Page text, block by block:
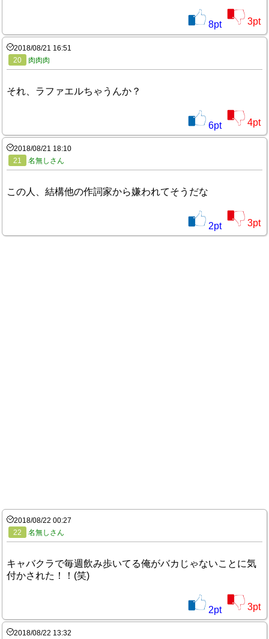
8pt 3pt
2018/08/21 16:51
20
肉肉肉
それ、ラファエルちゃうんか？
6pt 4pt
2018/08/21 18:10
21
名無しさん
この人、結構他の作詞家から嫌われてそうだな
2pt 3pt
2018/08/22 00:27
22
名無しさん
キャバクラで毎週飲み歩いてる俺がバカじゃないことに気
付かされた！！(笑)
2pt 3pt
2018/08/22 13:32